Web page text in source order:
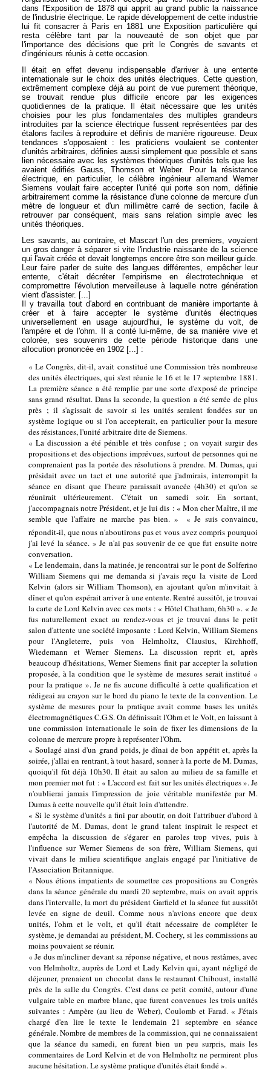
dans l'Exposition de 1878 qui apprit au grand public la naissance
de l'industrie électrique. Le rapide développement de cette industrie
lui fit consacrer à Paris en 1881 une Exposition particulière qui
resta célèbre tant par la nouveauté de son objet que par
l'importance des décisions que prit le Congrès de savants et
d'ingénieurs réunis à cette occasion.
Il était en effet devenu indispensable d'arriver à une entente
internationale sur le choix des unités électriques. Cette question,
extrêmement complexe déjà au point de vue purement théorique,
se trouvait rendue plus difficile encore par les exigences
quotidiennes de la pratique. Il était nécessaire que les unités
choisies pour les plus fondamentales des multiples grandeurs
introduites par la science électrique fussent représentées par des
étalons faciles à reproduire et définis de manière rigoureuse. Deux
tendances s'opposaient : les praticiens voulaient se contenter
d'unités arbitraires, définies aussi simplement que possible et sans
lien nécessaire avec les systèmes théoriques d'unités tels que les
avaient édifiés Gauss, Thomson et Weber. Pour la résistance
électrique, en particulier, le célèbre ingénieur allemand Werner
Siemens voulait faire accepter l'unité qui porte son nom, définie
arbitrairement comme la résistance d'une colonne de mercure d'un
mètre de longueur et d'un millimètre carré de section, facile à
retrouver par conséquent, mais sans relation simple avec les
unités théoriques.
Les savants, au contraire, et Mascart l'un des premiers, voyaient
un gros danger à séparer si vite l'industrie naissante de la science
qui l'avait créée et devait longtemps encore être son meilleur guide.
Leur faire parler de suite des langues différentes, empêcher leur
entente, c'était décréter l'empirisme en électrotechnique et
compromettre l'évolution merveilleuse à laquelle notre génération
vient d'assister. [...]
Il y travailla tout d'abord en contribuant de manière importante à
créer et à faire accepter le système d'unités électriques
universellement en usage aujourd'hui, le système du volt, de
l'ampère et de l'ohm. Il a conté lui-même, de sa manière vive et
colorée, ses souvenirs de cette période historique dans une
allocution prononcée en 1902 [...] :
« Le Congrès, dit-il, avait constitué une Commission très nombreuse
des unités électriques, qui s'est réunie le 16 et le 17 septembre 1881.
La première séance a été remplie par une sorte d'exposé de principe
sans grand résultat. Dans la seconde, la question a été serrée de plus
près ; il s'agissait de savoir si les unités seraient fondées sur un
système logique ou si l'on accepterait, en particulier pour la mesure
des résistances, l'unité arbitraire dite de Siemens.
« La discussion a été pénible et très confuse ; on voyait surgir des
propositions et des objections imprévues, surtout de personnes qui ne
comprenaient pas la portée des résolutions à prendre. M. Dumas, qui
présidait avec un tact et une autorité que j'admirais, interrompit la
séance en disant que l'heure paraissait avancée (4h30) et qu'on se
réunirait ultérieurement. C'était un samedi soir. En sortant,
j'accompagnais notre Président, et je lui dis : « Mon cher Maître, il me
semble que l'affaire ne marche pas bien. »  « Je suis convaincu,
répondit-il, que nous n'aboutirons pas et vous avez compris pourquoi
j'ai levé la séance. » Je n'ai pas souvenir de ce que fut ensuite notre
conversation.
« Le lendemain, dans la matinée, je rencontrai sur le pont de Solferino
William Siemens qui me demanda si j'avais reçu la visite de Lord
Kelvin (alors sir William Thomson), en ajoutant qu'on m'invitait à
dîner et qu'on espérait arriver à une entente. Rentré aussitôt, je trouvai
la carte de Lord Kelvin avec ces mots : « Hôtel Chatham, 6h30 ». « Je
fus naturellement exact au rendez-vous et je trouvai dans le petit
salon d'attente une société imposante : Lord Kelvin, William Siemens
pour l'Angleterre, puis von Helmholtz, Clausius, Kirchhoff,
Wiedemann et Werner Siemens. La discussion reprit et, après
beaucoup d'hésitations, Werner Siemens finit par accepter la solution
proposée, à la condition que le système de mesures serait institué «
pour la pratique ». Je ne fis aucune difficulté à cette qualification et
rédigeai au crayon sur le bord du piano le texte de la convention. Le
système de mesures pour la pratique avait comme bases les unités
électromagnétiques C.G.S. On définissait l'Ohm et le Volt, en laissant à
une commission internationale le soin de fixer les dimensions de la
colonne de mercure propre à représenter l'Ohm.
« Soulagé ainsi d'un grand poids, je dînai de bon appétit et, après la
soirée, j'allai en rentrant, à tout hasard, sonner à la porte de M. Dumas,
quoiqu'il fût déjà 10h30. Il était au salon au milieu de sa famille et
mon premier mot fut : « L'accord est fait sur les unités électriques ». Je
n'oublierai jamais l'impression de joie véritable manifestée par M.
Dumas à cette nouvelle qu'il était loin d'attendre.
« Si le système d'unités a fini par aboutir, on doit l'attribuer d'abord à
l'autorité de M. Dumas, dont le grand talent inspirait le respect et
empêcha la discussion de s'égarer en paroles trop vives, puis à
l'influence sur Werner Siemens de son frère, William Siemens, qui
vivait dans le milieu scientifique anglais engagé par l'initiative de
l'Association Britannique.
« Nous étions impatients de soumettre ces propositions au Congrès
dans la séance générale du mardi 20 septembre, mais on avait appris
dans l'intervalle, la mort du président Garfield et la séance fut aussitôt
levée en signe de deuil. Comme nous n'avions encore que deux
unités, l'ohm et le volt, et qu'il était nécessaire de compléter le
système, je demandai au président, M. Cochery, si les commissions au
moins pouvaient se réunir.
« Je dus m'incliner devant sa réponse négative, et nous restâmes, avec
von Helmholtz, auprès de Lord et Lady Kelvin qui, ayant négligé de
déjeuner, prenaient un chocolat dans le restaurant Chiboust, installé
près de la salle du Congrès. C'est dans ce petit comité, autour d'une
vulgaire table en marbre blanc, que furent convenues les trois unités
suivantes : Ampère (au lieu de Weber), Coulomb et Farad. « J'étais
chargé d'en lire le texte le lendemain 21 septembre en séance
générale. Nombre de membres de la commission, qui ne connaissaient
que la séance du samedi, en furent bien un peu surpris, mais les
commentaires de Lord Kelvin et de von Helmholtz ne permirent plus
aucune hésitation. Le système pratique d'unités était fondé ».